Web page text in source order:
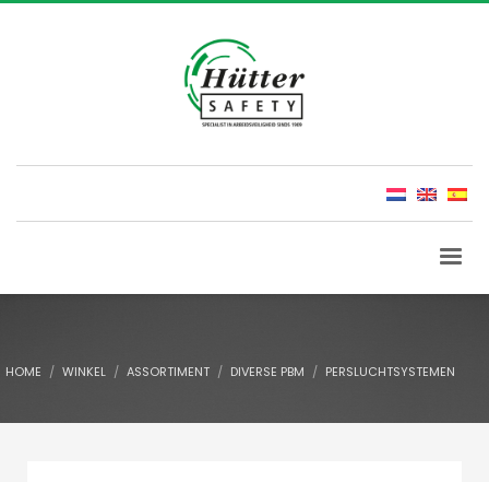
HOME WINKEL ASSORTIMENT DIVERSE PBM PERSLUCHTSYSTEMEN